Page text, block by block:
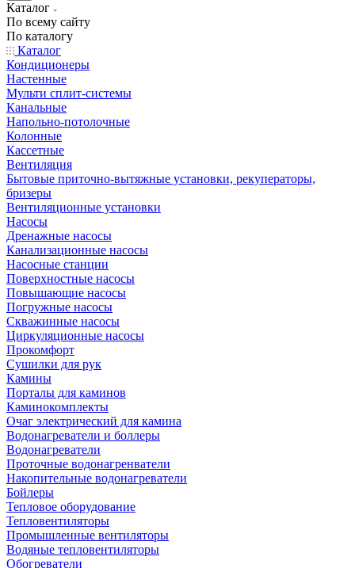
Каталог
По всему сайту
По каталогу
Каталог
Кондиционеры
Настенные
Мульти сплит-системы
Канальные
Напольно-потолочные
Колонные
Кассетные
Вентиляция
Бытовые приточно-вытяжные установки, рекуператоры,
бризеры
Вентиляционные установки
Насосы
Дренажные насосы
Канализационные насосы
Насосные станции
Поверхностные насосы
Повышающие насосы
Погружные насосы
Скважинные насосы
Циркуляционные насосы
Прокомфорт
Сушилки для рук
Камины
Порталы для каминов
Каминокомплекты
Очаг электрический для камина
Водонагреватели и боллеры
Водонагреватели
Проточные водонагренватели
Накопительные водонагреватели
Бойлеры
Тепловое оборудование
Тепловентиляторы
Промышленные вентиляторы
Водяные тепловентиляторы
Обогреватели